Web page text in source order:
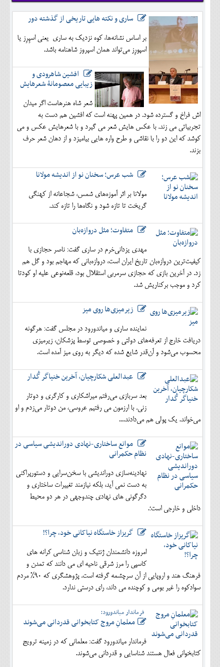
ساری و نکته هایی تاریخی از گذشته دور
بر اساس نشانه‌ها، کوه نزدیک به ساری یعنی اسپِرِز یا
اسپورِز می‌تواند همان اسپروز شاهنامه باشد.
افشین شاهرودی و
زیبایی معصومانۀ شعرهایش
شعر شاه هنرهاست اگر میدان
اش فراخ و گسترده شود. در همین پهنه است که افشین هم دست به
تجربیاتی می زند. با عکس هایش شعر می گیرد و با شعرهایش عکس و می
کوشد که این دو را با نقاشی و طرح واره هایی بیامیزد و از دهان شعر حرف
بزند.
شب عرس؛ سخنان نو از اندیشه مولانا
مولانا بر اثر آموزه‌های شمس، شجاعانه از کهنگی
گریخت تا تازه شود و نگاه‌ها را تازه کند.
متفاوت؛ مثل دروازه‌بان
مهدی یزدانی‌خرم در ساری گفت: ناصر حجازی با
کیفیت‌ترین دروازه‌بان تاریخ ایران است، دروازه‌بانی که مهاجم بود و گل هم
زد. در آخرین بازی که حجازی سرمربی استقلال بود، قلعه‌نوعی علیه او کودتا
کرد و موجب برکناریش شد.
زیرمیزی‌ها روی میز
نماینده ساری و میاندورود در مجلس گفت: هرگونه
دریافت خارج از تعرفه‌های دولتی و خصوصی توسط پزشکان، زیرمیزی
محسوب می‌شود و آن‌قدر شایع شده که دیگر به روی میز آمده است.
عبدالعلی شکارچیان، آخرین خنیاگر گُدار
بعد سربازی می‌رفتم میراشکاری و کارگری و دوتار
زنی. با ارزمون می رفتیم عروسی، من دوتار می‌زدم و او
می‌خواند. یک پولی هم می‌دادند....
موانع ساختاری-نهادی دوراندیشی سیاسی در
نظام حکمرانی
نهادینه‌سازی دوراندیشی با سخن‌سرایی و دستورپراکنی
به دست نمی آید، بلکه نیازمند تغییرات ساختاری و
دگرگونی های نهادی چندوجهی در هر دو محیط
داخلی و خارجی است؛.
گریزاز خاستگاه نیاکانی خود، چرا؟!
امروزه دانشمندان ژنتیک و زبان شناسی کرانه های
کاسپی را مرز شرقی ناحیه ای می دانند که تمدن و
فرهنگ هند و اروپایی از آن سرچشمه گرفته است. پژوهشگری که 90% مردم
سوادکوه را غیر بومی و کوچنده می داند، رای درستی ندارد.
فرماندار میاندورود:
معلمانِ مروج کتابخوانی قدردانی می‌شوند
فرماندار میاندورود گفت: معلمانی که در زمینه ترویج
کتابخوانی فعال هستند شناسایی و قدردانی می‌شوند.